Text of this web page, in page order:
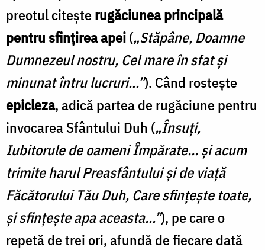
preotul citeşterugăciunea principală
pentru sfinţirea apei(„Stăpâne, Doamne
Dumnezeul nostru, Cel mare în sfat şi
minunat întru lucruri...”). Când rosteşte
epicleza, adică partea de rugăciune pentru
invocarea Sfântului Duh („Însuţi,
Iubitorule de oameni Împărate… şi acum
trimite harul Preasfântului și de viaţă
Făcătorului Tău Duh, Care sfinţeşte toate,
și sfinţeşte apa aceasta...”), pe care o
repetă de trei ori, afundă de fiecare dată